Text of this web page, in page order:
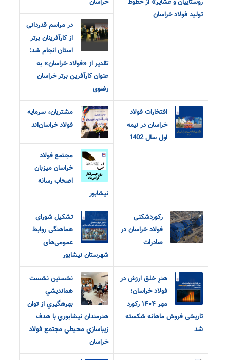
روستاییان و عشایر» از خطوط
تولید فولاد خراسان
خراسان
در مراسم قدردانی
از کارآفرینان برتر
استان انجام شد:
تقدیر از «فولاد خراسان» به
عنوان کارآفرین برتر خراسان
رضوی
افتخارات فولاد
خراسان در نیمه
اول سال 1402
مشتریان، سرمایه
فولاد خراسان‌اند
مجتمع فولاد
خراسان میزبان
اصحاب رسانه
نیشابور
رکوردشکنی
فولاد خراسان در
صادرات
تشکیل شورای
هماهنگی روابط
عمومی‌های
شهرستان نیشابور
هنرِ خلق ارزش در
فولاد خراسان؛
مهر ۱۴۰۴ رکورد
تاریخی فروش ماهانه شکسته
شد
نخستين نشست
همانديشي
بهرهگيري از توان
هنرمندان نيشابوري با هدف
زيباسازي محيطي مجتمع فولاد
خراسان